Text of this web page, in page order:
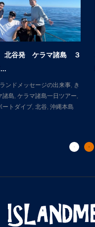
北谷発 ケラマ諸島 ３
ンドメッセージの出来事, き
諸島 ケラマ諸島一日ツアー
ートダイブ, 北谷 沖縄本島